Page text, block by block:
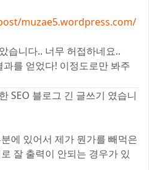
muzae5.wordpress.com/
습니다.. 너무 허접하네요..
를 얻었다! 이정도로만 봐주
SEO 블로그 긴 글쓰기 였습니
에 있어서 제가 뭔가를 빼먹은
잘 출력이 안되는 경우가 있